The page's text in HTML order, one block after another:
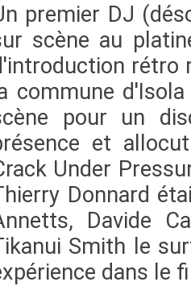
premier DJ
scène au
rétro
commune
pour un
et
Under
Donnard
Davide
Smith le
dans le